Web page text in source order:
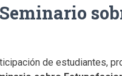
de estudiantes,